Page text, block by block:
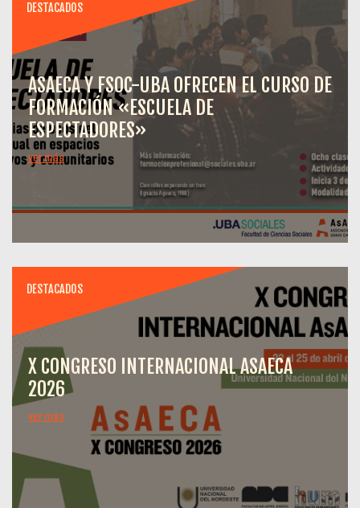
DESTACADOS
ASAECA Y FSOC-UBA OFRECEN EL CURSO DE
FORMACIÓN «ESCUELA DE
ESPECTADORES»
ver más
DESTACADOS
X CONGRESO INTERNACIONAL ASAECA
2026
ver más